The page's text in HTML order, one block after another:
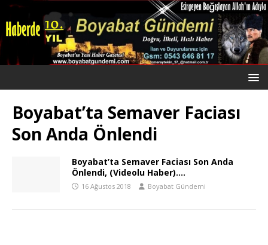
Boyabat’ta Semaver Faciası
Son Anda Önlendi
Boyabat’ta Semaver Faciası Son Anda
Önlendi, (Videolu Haber)….
16 Ağustos 2018 Boyabat Gündemi